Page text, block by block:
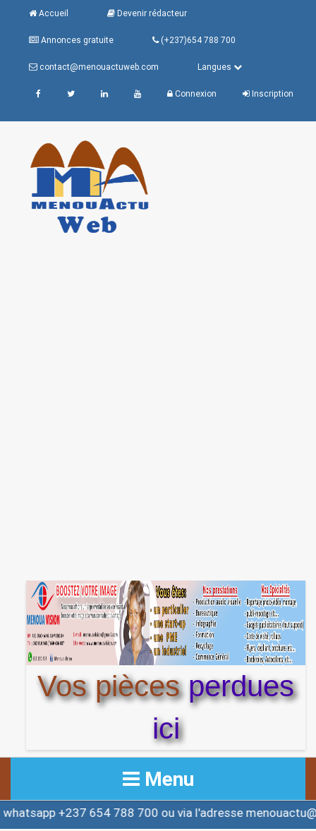
Accueil Devenir rédacteur
Annonces gratuite (+237)654 788 700
contact@menouactuweb.com Langues
Connexion Inscription
Vos piècesperdues
ici
Menu
ACCUEIL
654 788 700 ou via l'adresse